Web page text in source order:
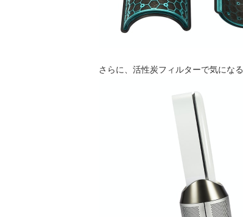
さらに、活性炭フィルターで気になる